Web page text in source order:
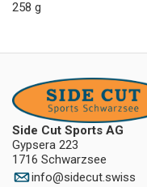
258 g
Side Cut Sports AG
Gypsera 223
1716 Schwarzsee
info@sidecut.swiss